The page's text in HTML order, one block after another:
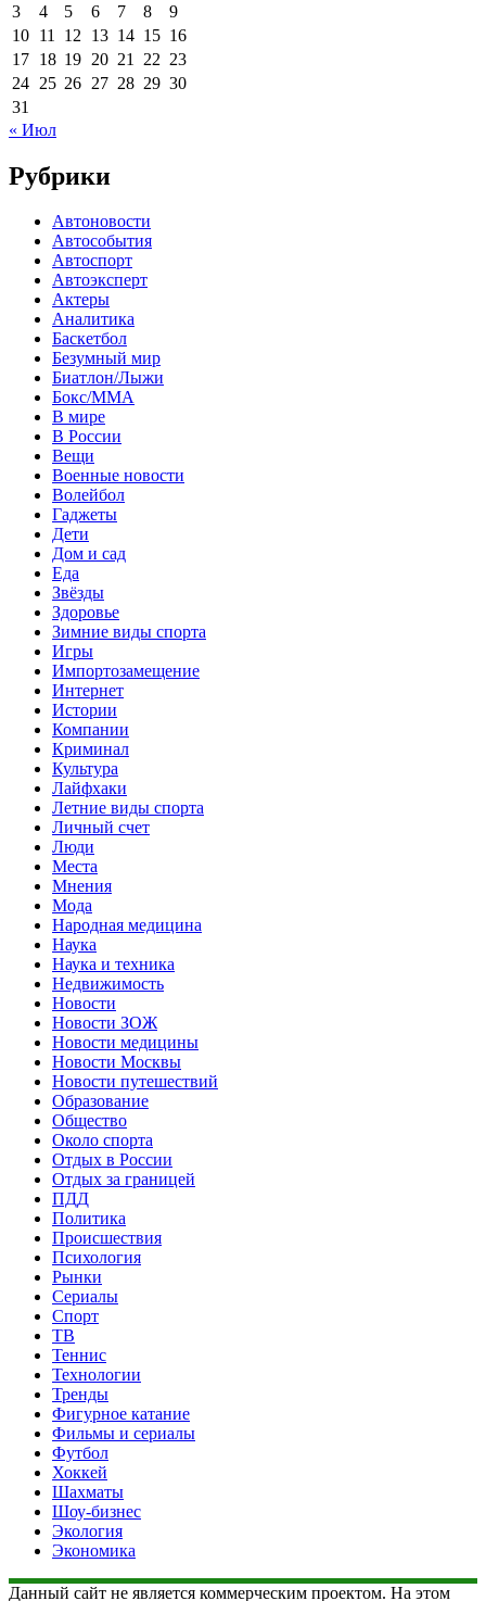
3
4 5 6 7 8
9
10 11 12 13 14 15 16
17 18 19 20 21 22 23
24 25 26 27 28 29 30
31
« Июл
Рубрики
Автоновости
Автособытия
Автоспорт
Автоэксперт
Актеры
Аналитика
Баскетбол
Безумный мир
Биатлон/Лыжи
Бокс/MMA
В мире
В России
Вещи
Военные новости
Волейбол
Гаджеты
Дети
Дом и сад
Еда
Звёзды
Здоровье
Зимние виды спорта
Игры
Импортозамещение
Интернет
Истории
Компании
Криминал
Культура
Лайфхаки
Летние виды спорта
Личный счет
Люди
Места
Мнения
Мода
Народная медицина
Наука
Наука и техника
Недвижимость
Новости
Новости ЗОЖ
Новости медицины
Новости Москвы
Новости путешествий
Образование
Общество
Около спорта
Отдых в России
Отдых за границей
ПДД
Политика
Происшествия
Психология
Рынки
Сериалы
Спорт
ТВ
Теннис
Технологии
Тренды
Фигурное катание
Фильмы и сериалы
Футбол
Хоккей
Шахматы
Шоу-бизнес
Экология
Экономика
Данный сайт не является коммерческим проектом. На этом